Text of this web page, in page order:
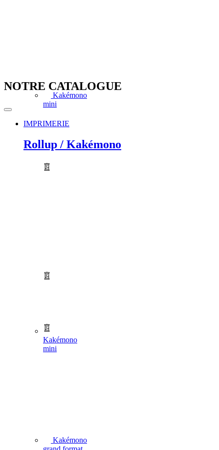
Kakémono
mini
Kakémono
Kakémono
mini
NOTRE CATALOGUE
IMPRIMERIE
Rollup / Kakémono